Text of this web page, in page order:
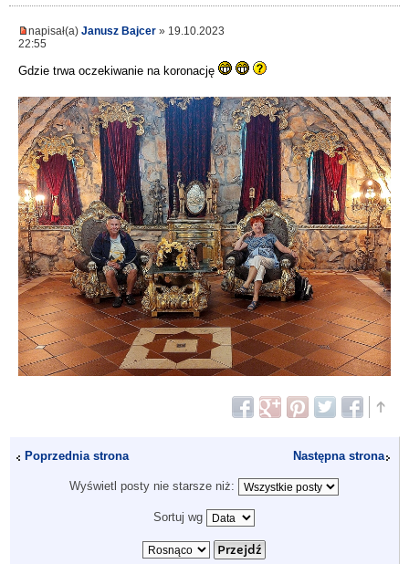
napisał(a) Janusz Bajcer » 19.10.2023
22:55
Gdzie trwa oczekiwanie na koronację
Poprzednia strona Następna strona
Wyświetl posty nie starsze niż:
Sortuj wg